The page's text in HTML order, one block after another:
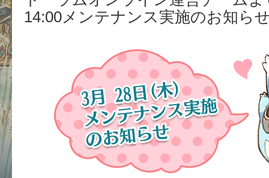
14:00メンテナンス実施のお知ら